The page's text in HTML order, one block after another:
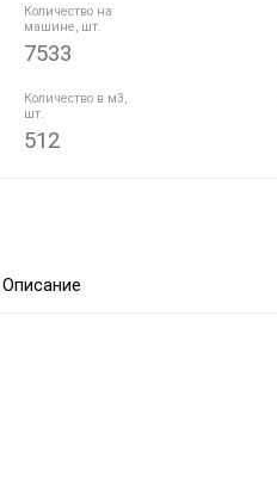
Количество на
машине, шт.
7533
Количество в м3,
шт.
512
Описание